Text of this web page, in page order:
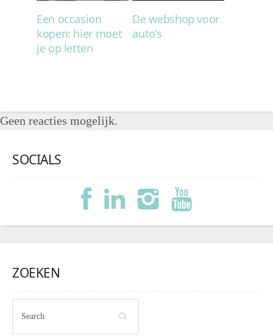
Een occasion
kopen: hier moet
je op letten
De webshop voor
auto’s
Geen reacties mogelijk.
SOCIALS
ZOEKEN